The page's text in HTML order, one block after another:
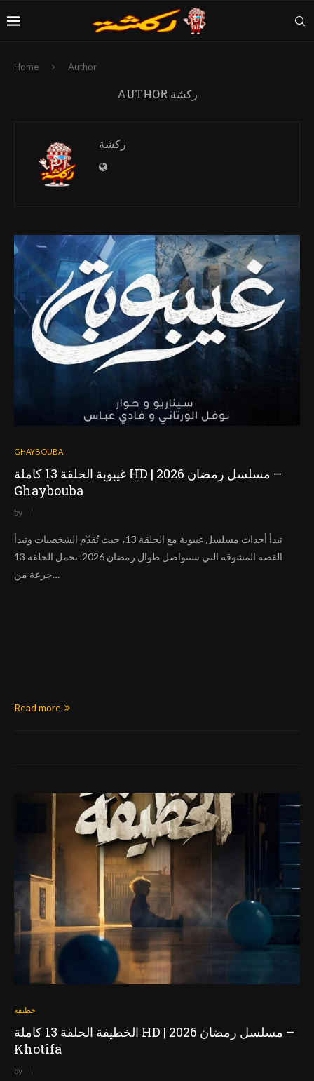
Home Author
AUTHOR ركشة
ركشة
GHAYBOUBA
غيبوبة الحلقة 13 كاملة HD | مسلسل رمضان 2026 –
Ghaybouba
by
تبدأ أحداث مسلسل غيبوبة مع الحلقة 13، حيث تُقدّم الشخصيات وتبدأ
القصة المشوقة التي ستتواصل طوال رمضان 2026. تحمل الحلقة 13
جرعة من…
Read more
خطيفة
الخطيفة الحلقة 13 كاملة HD | مسلسل رمضان 2026 –
Khotifa
by